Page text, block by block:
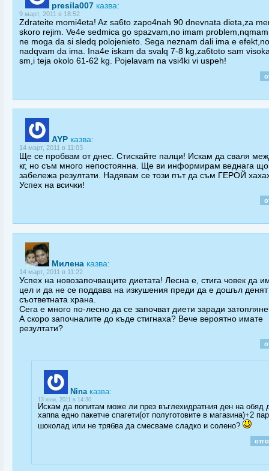
presila007 казва:
9 март, 2011 в 18:52
Zdrateite momi4eta! Az sa6to zapo4nah 90 dnevnata dieta,za
skoro rejim. Ve4e sedmica go spazvam,no imam
ne moga da si sledq polojenieto. Sega neznam dali ima e
nadqvam da ima. Ina4e iskam da svalq 7-8 kg,za6toto sam
sm,i teja okolo 61-62 kg. Pojelavam na vsi4ki vi uspeh!
AYP казва:
14 март, 2011 в 11:03
Ще се пробвам от днес. Стискайте палци! Искам да сваля
кг, но съм много непостоянна. Ще ви информирам веднага
забележа резултати. Надявам се този път да съм ГЕРОЙ
Успех на всички!
Милена казва:
14 март, 2011 в 11:22
Успех на новозапочващите диетата! Лесна е, стига човек да
цел и да не се поддава на изкушения преди да е дошъл денят
съответната храна.
Сега е много по-лесно да се започват диети заради
А скоро започналите до къде стигнаха? Вече вероятно имате
резултати?
Nina казва:
13 юни, 2011 в 14:30
Искам да попитам може ли през въглехидратния ден на обяд
хапnа едно пакетче спагети(от полуготовите в магазина)+2
шоколад или не трябва да смесваме сладко и солено?